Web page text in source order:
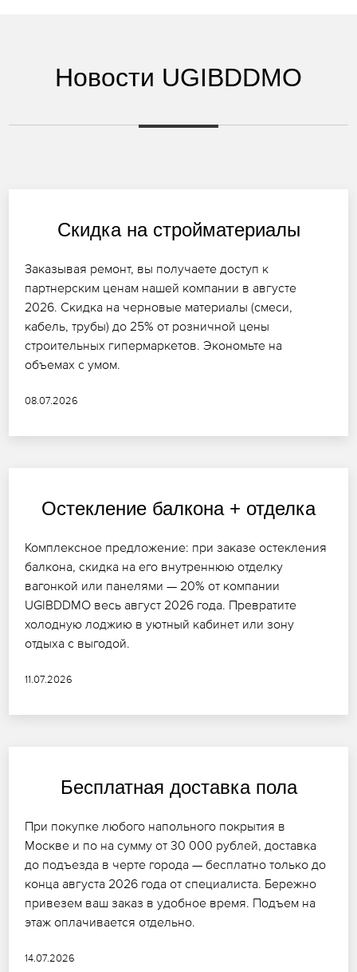
Новости UGIBDDMO
Скидка на стройматериалы
Заказывая ремонт, вы получаете доступ к
партнерским ценам нашей компании в августе
2026. Скидка на черновые материалы (смеси,
кабель, трубы) до 25% от розничной цены
строительных гипермаркетов. Экономьте на
объемах с умом.
08.07.2026
Остекление балкона + отделка
Комплексное предложение: при заказе остекления
балкона, скидка на его внутреннюю отделку
вагонкой или панелями — 20% от компании
UGIBDDMO весь август 2026 года. Превратите
холодную лоджию в уютный кабинет или зону
отдыха с выгодой.
11.07.2026
Бесплатная доставка пола
При покупке любого напольного покрытия в
Москве и по на сумму от 30 000 рублей, доставка
до подъезда в черте города — бесплатно только до
конца августа 2026 года от специалиста. Бережно
привезем ваш заказ в удобное время. Подъем на
этаж оплачивается отдельно.
14.07.2026